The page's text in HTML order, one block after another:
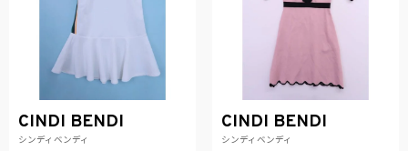
CINDI BENDI
シンディベンディ
CINDI BENDI
シンディベンディ